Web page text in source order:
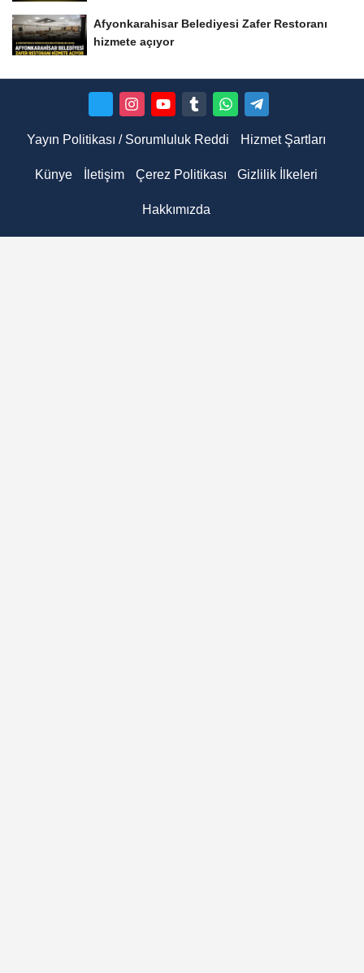
Afyonkarahisar Belediyesi Zafer Restoranı
hizmete açıyor
Yayın Politikası / Sorumluluk Reddi Hizmet Şartları
Künye İletişim Çerez Politikası Gizlilik İlkeleri
Hakkımızda